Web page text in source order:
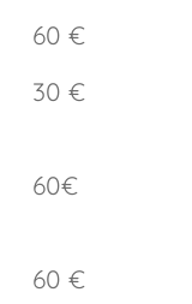
60 €
30 €
60€
60 €